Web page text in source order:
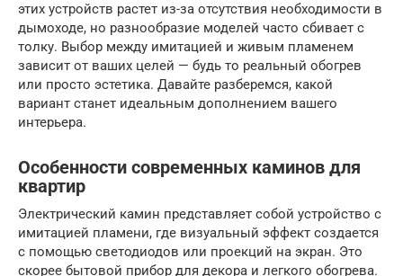
этих устройств растет из-за отсутствия необходимости в
дымоходе, но разнообразие моделей часто сбивает с
толку. Выбор между имитацией и живым пламенем
зависит от ваших целей — будь то реальный обогрев
или просто эстетика. Давайте разберемся, какой
вариант станет идеальным дополнением вашего
интерьера.
Особенности современных каминов для
квартир
Электрический камин представляет собой устройство с
имитацией пламени, где визуальный эффект создается
с помощью светодиодов или проекций на экран. Это
скорее бытовой прибор для декора и легкого обогрева.